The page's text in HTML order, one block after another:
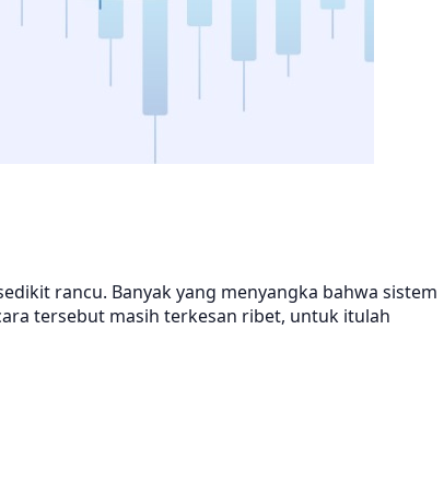
rancu. Banyak yang menyangka bahwa sistem
tersebut masih terkesan ribet, untuk itulah